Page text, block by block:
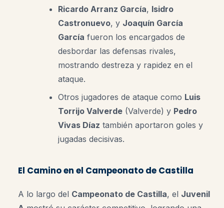
Ricardo Arranz García, Isidro
Castronuevo, y Joaquín García
García fueron los encargados de
desbordar las defensas rivales,
mostrando destreza y rapidez en el
ataque.
Otros jugadores de ataque como Luis
Torrijo Valverde (Valverde) y Pedro
Vivas Díaz también aportaron goles y
jugadas decisivas.
El Camino en el Campeonato de Castilla
A lo largo del Campeonato de Castilla, el Juvenil